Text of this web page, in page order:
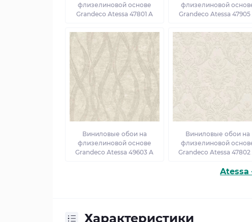
флизелиновой основе
Grandeco Atessa 47801 A
флизелиновой
Grandeco Atessa 47905
Виниловые обои на
флизелиновой основе
Grandeco Atessa 49603 A
Виниловые обои на
флизелиновой
Grandeco Atessa 47802
Atessa
Характеристики